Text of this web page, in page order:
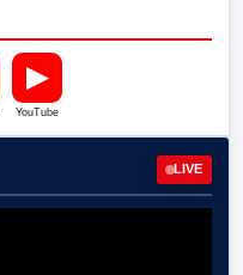
▶
YouTube
LIVE